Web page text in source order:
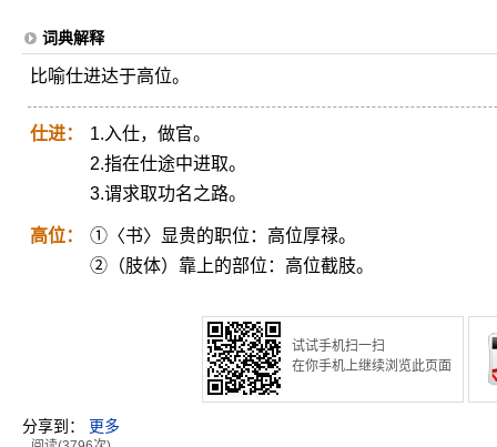
词典解释
比喻仕进达于高位。
仕进：
1.入仕，做官。
2.指在仕途中进取。
3.谓求取功名之路。
高位：
①〈书〉显贵的职位：高位厚禄。
②（肢体）靠上的部位：高位截肢。
试试手机扫一扫
在你手机上继续浏览此页面
分享到： 更多